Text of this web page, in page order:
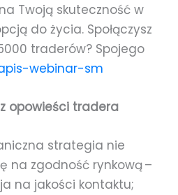
Twoją skuteczność w
do życia. Społączysz
traderów? Spojego
webinar-sm
opowieści tradera
strategia nie
na zgodność rynkową –
na jakości kontaktu;